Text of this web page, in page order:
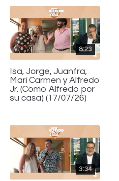
8:23
Isa, Jorge, Juanfra,
Mari Carmen y Alfredo
Jr. (Como Alfredo por
su casa) (17/07/26)
3:34